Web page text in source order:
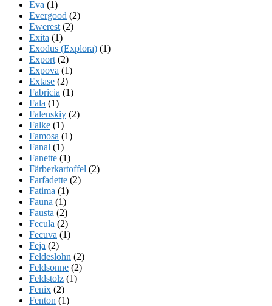
Eva (1)
Evergood (2)
Ewerest (2)
Exita (1)
Exodus (Explora) (1)
Export (2)
Expova (1)
Extase (2)
Fabricia (1)
Fala (1)
Falenskiy (2)
Falke (1)
Famosa (1)
Fanal (1)
Fanette (1)
Färberkartoffel (2)
Farfadette (2)
Fatima (1)
Fauna (1)
Fausta (2)
Fecula (2)
Fecuva (1)
Feja (2)
Feldeslohn (2)
Feldsonne (2)
Feldstolz (1)
Fenix (2)
Fenton (1)